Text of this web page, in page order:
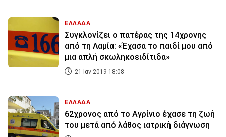
ΕΛΛΑΔΑ
Συγκλονίζει ο πατέρας της 14χρονης
από τη Λαμία: «Έχασα το παιδί μου από
μια απλή σκωληκοειδίτιδα»
21 Ιαν 2019 18:08
ΕΛΛΑΔΑ
62χρονος από το Αγρίνιο έχασε τη ζωή
του μετά από λάθος ιατρική διάγνωση